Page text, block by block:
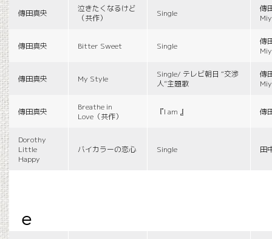
傳田真央
泣きたくなるけど
（共作）
Single
傳
傳田真央 Bitter Sweet Single
傳
傳田真央 My Style
Single/ テレビ朝日 “交渉
人”主題歌
傳
傳田真央
Breathe in
Love（共作）
『I am 』 傳
Dorothy
Little
Happy
バイカラーの恋心 Single 田
e